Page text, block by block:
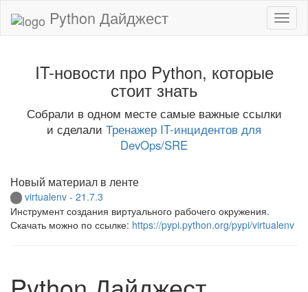
Python Дайджест
IT-новости про Python, которые
стоит знать
Собрали в одном месте самые важные ссылки
и сделали Тренажер IT-инцидентов для
DevOps/SRE
Новый материал в ленте
virtualenv - 21.7.3
Инструмент создания виртуального рабочего окружения.
Скачать можно по ссылке: https://pypi.python.org/pypi/virtualenv